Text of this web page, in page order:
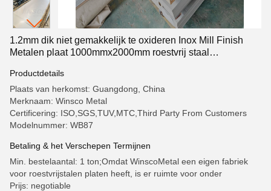
1.2mm dik niet gemakkelijk te oxideren Inox Mill Finish
Metalen plaat 1000mmx2000mm roestvrij staal
Productdetails
Plaats van herkomst: Guangdong, China
Merknaam: Winsco Metal
Certificering: ISO,SGS,TUV,MTC,Third Party From Customers
Modelnummer: WB87
Betaling & het Verschepen Termijnen
Min. bestelaantal: 1 ton;Omdat WinscoMetal een eigen fabriek
voor roestvrijstalen platen heeft, is er ruimte voor onder
Prijs: negotiable